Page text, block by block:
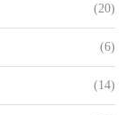
(20)
(6)
(14)